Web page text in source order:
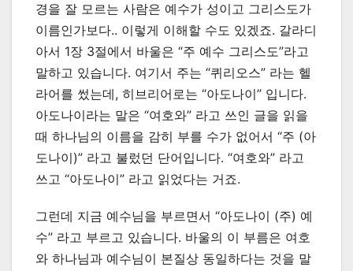
경을 잘 모르는 사람은 예수가 성이고 그리스도가
이름인가보다.. 이렇게 이해할 수도 있겠죠. 갈라디
아서 1장 3절에서 바울은 “주 예수 그리스도”라고
말하고 있습니다. 여기서 주는 “퀴리오스” 라는 헬
라어를 썼는데, 히브리어로는 “아도나이” 입니다.
아도나이라는 말은 “여호와” 라고 쓰인 글을 읽을
때 하나님의 이름을 감히 부를 수가 없어서 “주 (아
도나이)” 라고 불렀던 단어입니다. “여호와” 라고
쓰고 “아도나이” 라고 읽었다는 거죠.
그런데 지금 예수님을 부르면서 “아도나이 (주) 예
수” 라고 부르고 있습니다. 바울의 이 부름은 여호
와 하나님과 예수님이 본질상 동일하다는 것을 말